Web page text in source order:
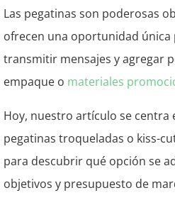
Las pegatinas son poderosas
ofrecen una oportunidad única
transmitir mensajes y agregar
empaque o materiales
Hoy, nuestro artículo se centra
pegatinas troqueladas o kiss-
para descubrir qué opción se
objetivos y presupuesto de